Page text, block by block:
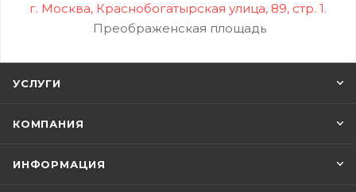
г. Москва, Краснобогатырская улица, 89, стр. 1.
Преображенская площадь
УСЛУГИ
КОМПАНИЯ
ИНФОРМАЦИЯ